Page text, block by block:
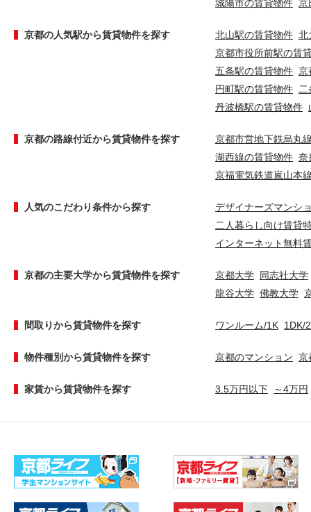
城陽市の賃貸物件 京
京都の人気駅から賃貸物件を探す 北山駅の賃貸物件 北
京都市役所前駅の賃
五条駅の賃貸物件 京
円町駅の賃貸物件
丹波橋駅の賃貸物件
京都の路線付近から賃貸物件を探す
京都市営地下鉄烏丸
湖西線の賃貸物件 奈
京福電気鉄道嵐山本
人気のこだわり条件から探す
デザイナーズマンシ
二人暮らし向け賃貸
インターネット無料
京都の主要大学から賃貸物件を探す 京都大学 同志社大学
龍谷大学 佛教大学
間取りから賃貸物件を探す ワンルーム/1K 1DK/
物件種別から賃貸物件を探す 京都のマンション 京
家賃から賃貸物件を探す 3.5万円以下 ～4万円